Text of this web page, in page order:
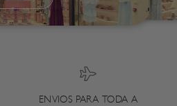
ENVIOS PARA TODA A